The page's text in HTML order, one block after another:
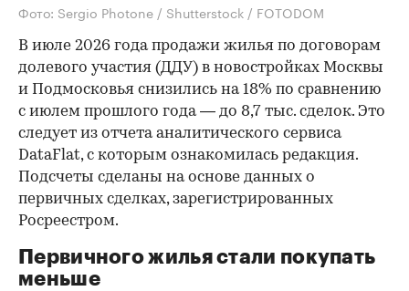
Фото: Sergio Photone / Shutterstock / FOTODOM
В июле 2026 года продажи жилья по договорам
долевого участия (ДДУ) в новостройках Москвы
и Подмосковья снизились на 18% по сравнению
с июлем прошлого года — до 8,7 тыс. сделок. Это
следует из отчета аналитического сервиса
DataFlat, с которым ознакомилась редакция.
Подсчеты сделаны на основе данных о
первичных сделках, зарегистрированных
Росреестром.
Первичного жилья стали покупать
меньше